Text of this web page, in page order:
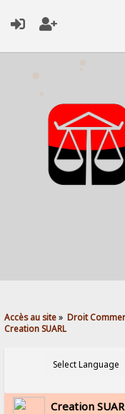
Accès au site» Droit
Creation SUARL
Creation